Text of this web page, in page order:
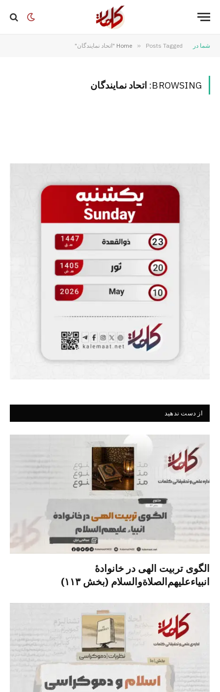
شما در Home » Posts Tagged "اتحاد نمایندگان"
BROWSING: اتحاد نمایندگان
از دست ندهید
الگوی تربیت الهی در خانوادۀ
انبیاءعلیهم‌الصلاةو‌السلام (بخش ۱۱۳)